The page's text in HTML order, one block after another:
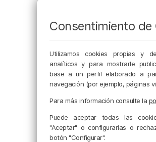
Consentimiento de
Utilizamos cookies propias y
analíticos y para mostrarle
base a un perfil elaborado a
navegación (por ejemplo, páginas
Para más información consulte la
Puede aceptar todas las
"Aceptar" o configurarlas o
botón "Configurar".